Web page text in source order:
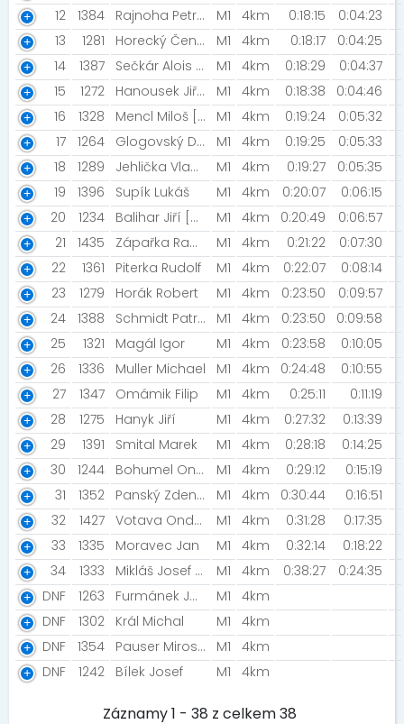
12
1384 Rajnoha Petr [Rejsci] M1 4km 0:18:15
0:04:23
13
1281 Horecký Čeněk [HEČ Nový Přerov] M1 4km 0:18:17
0:04:25
14
1387 Sečkár Alois [TJ Sokol Praha-Krč] M1 4km 0:18:29
0:04:37
15
1272 Hanousek Jiří [Road racing Podorlicko] M1 4km 0:18:38
0:04:46
16
1328 Mencl Miloš [NN Night Run Team] M1 4km 0:19:24
0:05:32
17
1264 Glogovský David [Šneci v běhu] M1 4km 0:19:25
0:05:33
18
1289 Jehlička Vladimír M1 4km 0:19:27
0:05:35
19
1396 Supík Lukáš M1 4km 0:20:07
0:06:15
20
1234 Balihar Jiří [Balini FSC] M1 4km 0:20:49
0:06:57
21
1435 Zápařka Radek [Mikonauti] M1 4km 0:21:22
0:07:30
22
1361 Piterka Rudolf M1 4km 0:22:07
0:08:14
23
1279 Horák Robert M1 4km 0:23:50
0:09:57
24
1388 Schmidt Patrik M1 4km 0:23:50
0:09:58
25
1321 Magál Igor M1 4km 0:23:58
0:10:05
26
1336 Muller Michael M1 4km 0:24:48
0:10:55
27
1347 Omámik Filip M1 4km 0:25:11
0:11:19
28
1275 Hanyk Jiří M1 4km 0:27:32
0:13:39
29
1391 Smital Marek M1 4km 0:28:18
0:14:25
30
1244 Bohumel Ondrej M1 4km 0:29:12
0:15:19
31
1352 Panský Zdeněk [Prostě běž!] M1 4km 0:30:44
0:16:51
32
1427 Votava Ondřej M1 4km 0:31:28
0:17:35
33
1335 Moravec Jan M1 4km 0:32:14
0:18:22
34
1333 Mikláš Josef [Miklášovi ] M1 4km 0:38:27
0:24:35
DNF
1263 Furmánek Jakub [Innogy] M1
4km
DNF
1302 Král Michal M1
4km
DNF
1354 Pauser Miroslav [Rodina Pauser] M1
4km
DNF
1242 Bílek Josef M1 4km
Záznamy 1 - 38 z celkem 38